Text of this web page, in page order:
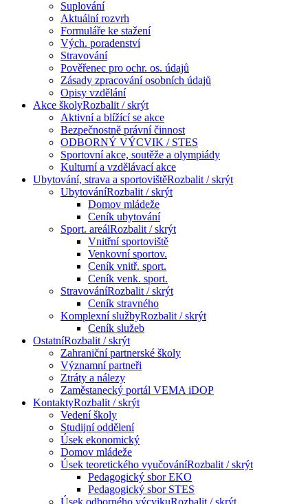
Suplování
Aktuální rozvrh
Formuláře ke stažení
Vých. poradenství
Stravování
Pověřenec pro ochr. os. údajů
Zásady zpracování osobních údajů
Opisy vzdělání
Akce školyRozbalit / skrýt
Aktivní a blížící se akce
Bezpečnostně právní činnost
ODBORNÝ VÝCVIK / STES
Sportovní akce, soutěže a olympiády
Kulturní a vzdělávací akce
Ubytování, strava a sportovištěRozbalit / skrýt
UbytováníRozbalit / skrýt
Domov mládeže
Ceník ubytování
Sport. areálRozbalit / skrýt
Vnitřní sportoviště
Venkovní sportov.
Ceník vnitř. sport.
Ceník venk. sport.
StravováníRozbalit / skrýt
Ceník stravného
Komplexní službyRozbalit / skrýt
Ceník služeb
OstatníRozbalit / skrýt
Zahraniční partnerské školy
Významní partneři
Ztráty a nálezy
Zaměstanecký portál VEMA iDOP
KontaktyRozbalit / skrýt
Vedení školy
Studijní oddělení
Úsek ekonomický
Domov mládeže
Úsek teoretického vyučováníRozbalit / skrýt
Pedagogický sbor EKO
Pedagogický sbor STES
Úsek odborného výcvikuRozbalit / skrýt